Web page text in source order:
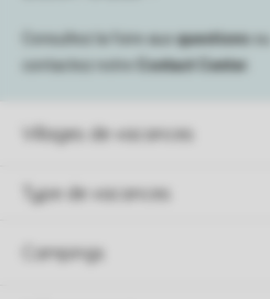
Villages de vacances
Type de vacances
Campings
Consultez la foire aux questions
contactez notre
Contact Center